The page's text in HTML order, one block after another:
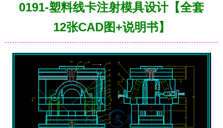
0191-塑料线卡注射模具设计【全套
12张CAD图+说明书】